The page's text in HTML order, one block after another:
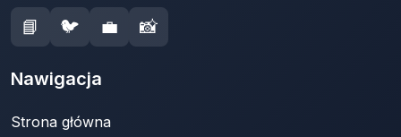
📘 🐦 💼 📸
Nawigacja
Strona główna